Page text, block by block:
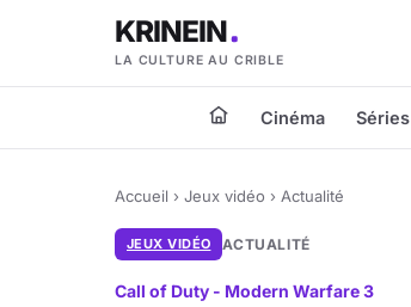
KRINEIN
LA CULTURE AU CRIBLE
Cinéma Séries
Accueil › Jeux vidéo › Actualité
JEUX VIDÉO ACTUALITÉ
Call of Duty - Modern Warfare 3